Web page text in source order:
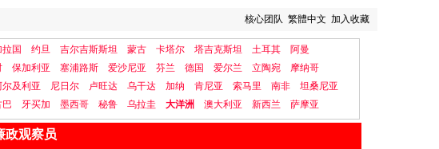
核心团队 繁體中文 加入收藏
国 约旦 吉尔吉斯斯坦 蒙古 卡塔尔 塔吉克斯坦 土耳其
阿曼
保加利亚 塞浦路斯 爱沙尼亚 芬兰 德国 爱尔兰 立陶宛
摩纳哥
尔及利亚 尼日尔 卢旺达 乌干达 加纳 肯尼亚 索马里 南非
坦桑尼亚
巴 牙买加 墨西哥 秘鲁 乌拉圭 大洋洲 澳大利亚 新西兰 萨摩亚
政观察员